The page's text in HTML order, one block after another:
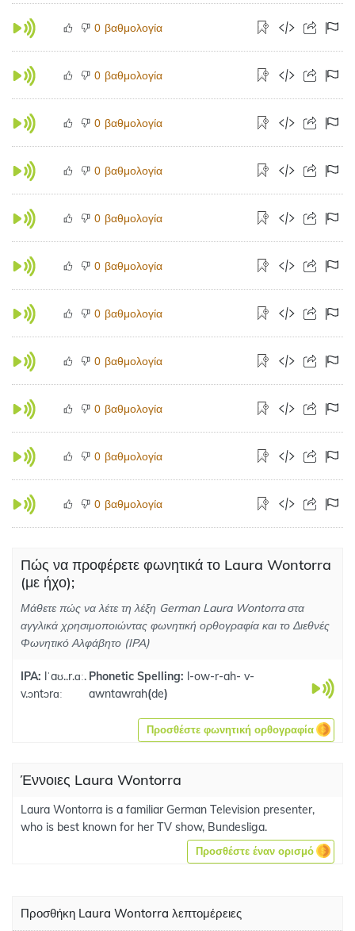
0 βαθμολογία
0 βαθμολογία
0 βαθμολογία
0 βαθμολογία
0 βαθμολογία
0 βαθμολογία
0 βαθμολογία
0 βαθμολογία
0 βαθμολογία
0 βαθμολογία
0 βαθμολογία
Πώς να προφέρετε φωνητικά το Laura Wontorra
(με ήχο);
Μάθετε πώς να λέτε τη λέξη German Laura Wontorra στα
αγγλικά χρησιμοποιώντας φωνητική ορθογραφία και το Διεθνές
Φωνητικό Αλφάβητο (IPA)
IPA: lˈaʊ..r.ɑː.
v.ɔntɔrɑː
Phonetic Spelling: l-ow-r-ah- v-
awntawrah(de)
Προσθέστε φωνητική ορθογραφία
Έννοιες Laura Wontorra
Laura Wontorra is a familiar German Television presenter,
who is best known for her TV show, Bundesliga.
Προσθέστε έναν ορισμό
Προσθήκη Laura Wontorra λεπτομέρειες